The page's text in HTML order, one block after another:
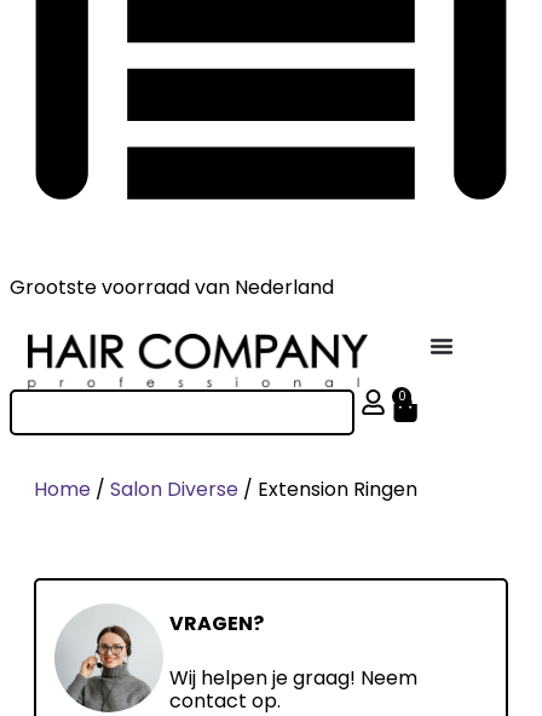
Grootste voorraadvan Nederland
0
Home / Salon Diverse / Extension Ringen
VRAGEN?
Wij helpen je graag! Neem
contact op.